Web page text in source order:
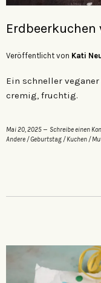
Erdbeerkuchen
Veröffentlicht von Kati
Ein schneller
cremig, fruchtig.
Mai 20, 2025
Schreibe einen
Andere /Geburtstag /Kuchen /